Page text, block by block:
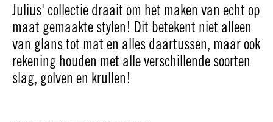
Julius' collectie draait om het maken van echt op
maat gemaakte stylen! Dit betekent niet alleen
van glans tot mat en alles daartussen, maar ook
rekening houden met alle verschillende soorten
slag, golven en krullen!